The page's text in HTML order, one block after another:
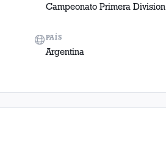
Campeonato Primera Division
PAÍS
Argentina